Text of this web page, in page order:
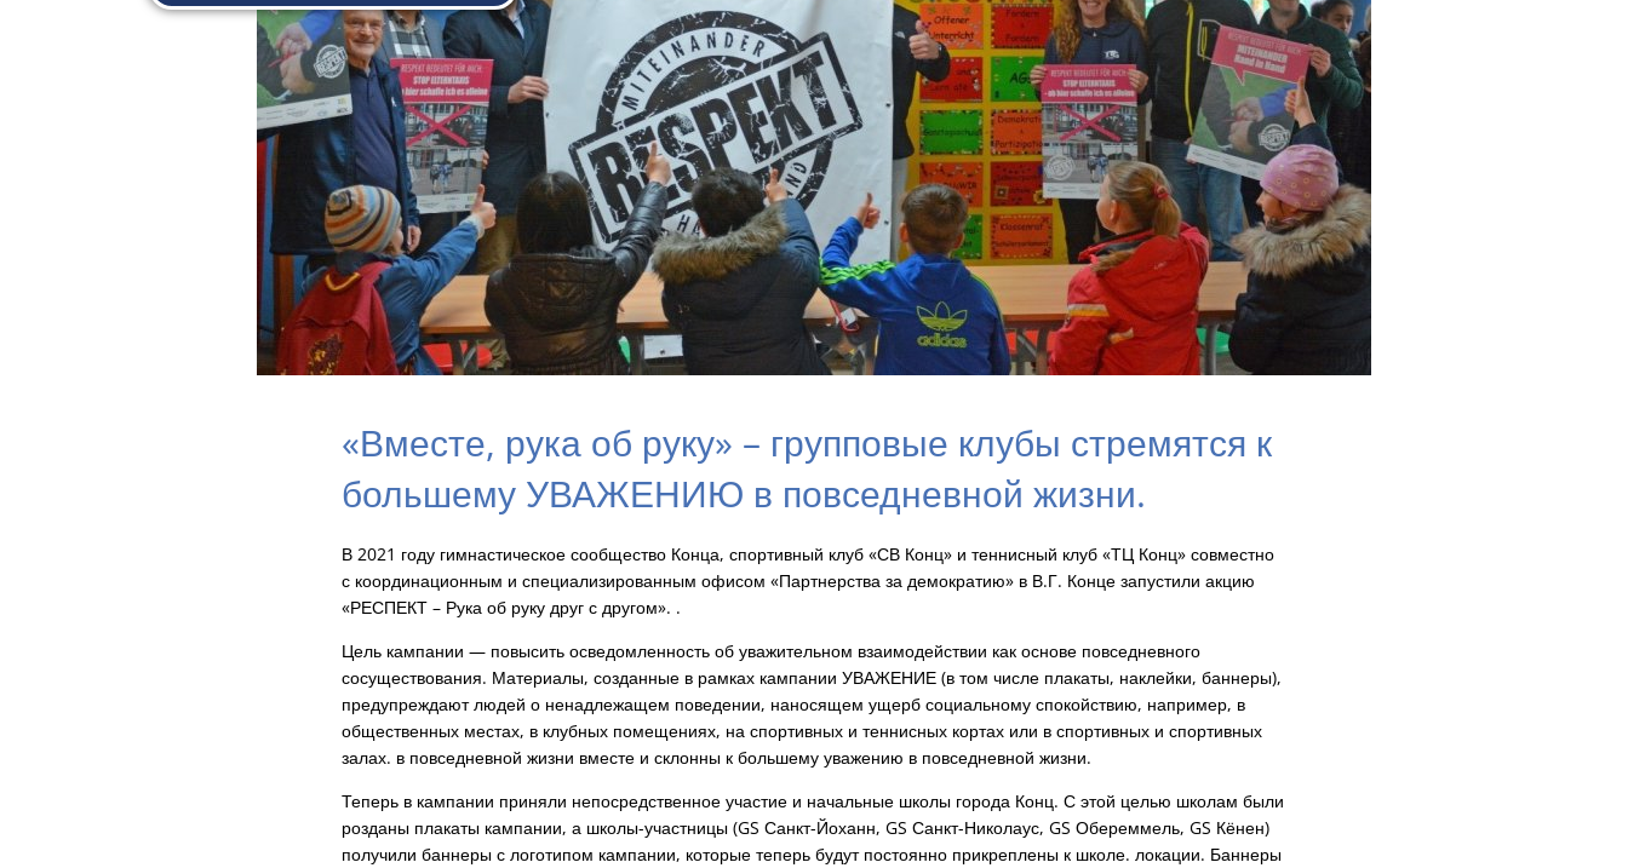
«Вместе, рука об руку» – групповые клубы стремятся к
большему УВАЖЕНИЮ в повседневной жизни.
В 2021 году гимнастическое сообщество Конца, спортивный клуб «СВ Конц» и теннисный клуб «ТЦ Конц» совместно
с координационным и специализированным офисом «Партнерства за демократию» в В.Г. Конце запустили акцию
«РЕСПЕКТ – Рука об руку друг с другом». .
Цель кампании — повысить осведомленность об уважительном взаимодействии как основе повседневного
сосуществования. Материалы, созданные в рамках кампании УВАЖЕНИЕ (в том числе плакаты, наклейки, баннеры),
предупреждают людей о ненадлежащем поведении, наносящем ущерб социальному спокойствию, например, в
общественных местах, в клубных помещениях, на спортивных и теннисных кортах или в спортивных и спортивных
залах. в повседневной жизни вместе и склонны к большему уважению в повседневной жизни.
Теперь в кампании приняли непосредственное участие и начальные школы города Конц. С этой целью школам были
розданы плакаты кампании, а школы-участницы (GS Санкт-Йоханн, GS Санкт-Николаус, GS Обереммель, GS Кёнен)
получили баннеры с логотипом кампании, которые теперь будут постоянно прикреплены к школе. локации. Баннеры